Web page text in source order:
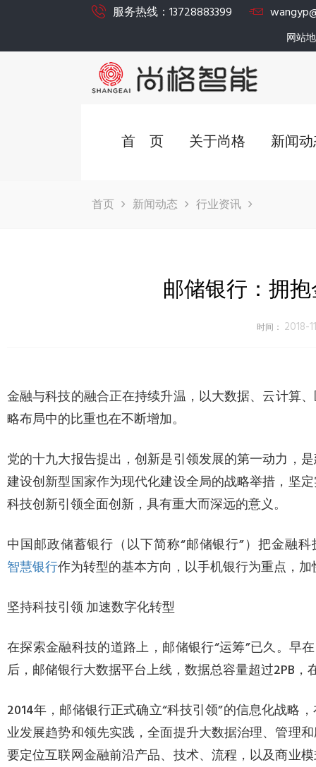
服务热线：13728883399
网站
首 页 关于尚格 新闻
首页 新闻动态 行业资讯
邮储银行：拥
时间： 2018-
金融与科技的融合正在持续升温，以大数据、云计算
略布局中的比重也在不断增加。
党的十九大报告提出，创新是引领发展的第一动力，
建设创新型国家作为现代化建设全局的战略举措，坚
科技创新引领全面创新，具有重大而深远的意义。
中国邮政储蓄银行（以下简称“邮储银行”）把金融
智慧银行作为转型的基本方向，以手机银行为重点，
坚持科技引领 加速数字化转型
在探索金融科技的道路上，邮储银行“运筹”已久。早
后，邮储银行大数据平台上线，数据总容量超过2PB
2014年，邮储银行正式确立“科技引领”的信息化战略
业发展趋势和领先实践，全面提升大数据治理、管理
要定位互联网金融前沿产品、技术、流程，以及商业